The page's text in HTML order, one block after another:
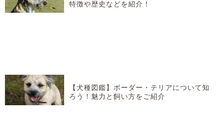
特徴や歴史などを紹介！
【犬種図鑑】ボーダー・テリアについて知
ろう！魅力と飼い方をご紹介